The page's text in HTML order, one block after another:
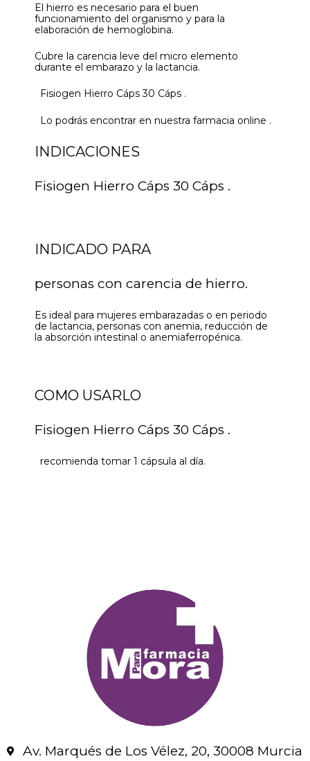
El hierro es necesario para el buen
funcionamiento del organismo y para la
elaboración de hemoglobina.
Cubre la carencia leve del micro elemento
durante el embarazo y la lactancia.
Fisiogen Hierro Cáps 30 Cáps .
Lo podrás encontrar en nuestra farmacia online .
INDICACIONES
Fisiogen Hierro Cáps 30 Cáps .
INDICADO PARA
personas con carencia de hierro.
Es ideal para mujeres embarazadas o en periodo
de lactancia, personas con anemia, reducción de
la absorción intestinal o anemiaferropénica.
COMO USARLO
Fisiogen Hierro Cáps 30 Cáps .
recomienda tomar 1 cápsula al día.
Av. Marqués de Los Vélez, 20, 30008 Murcia